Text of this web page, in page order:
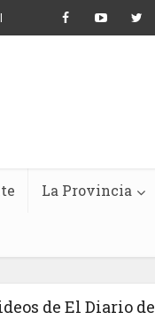
La Provincia
de El Diario de